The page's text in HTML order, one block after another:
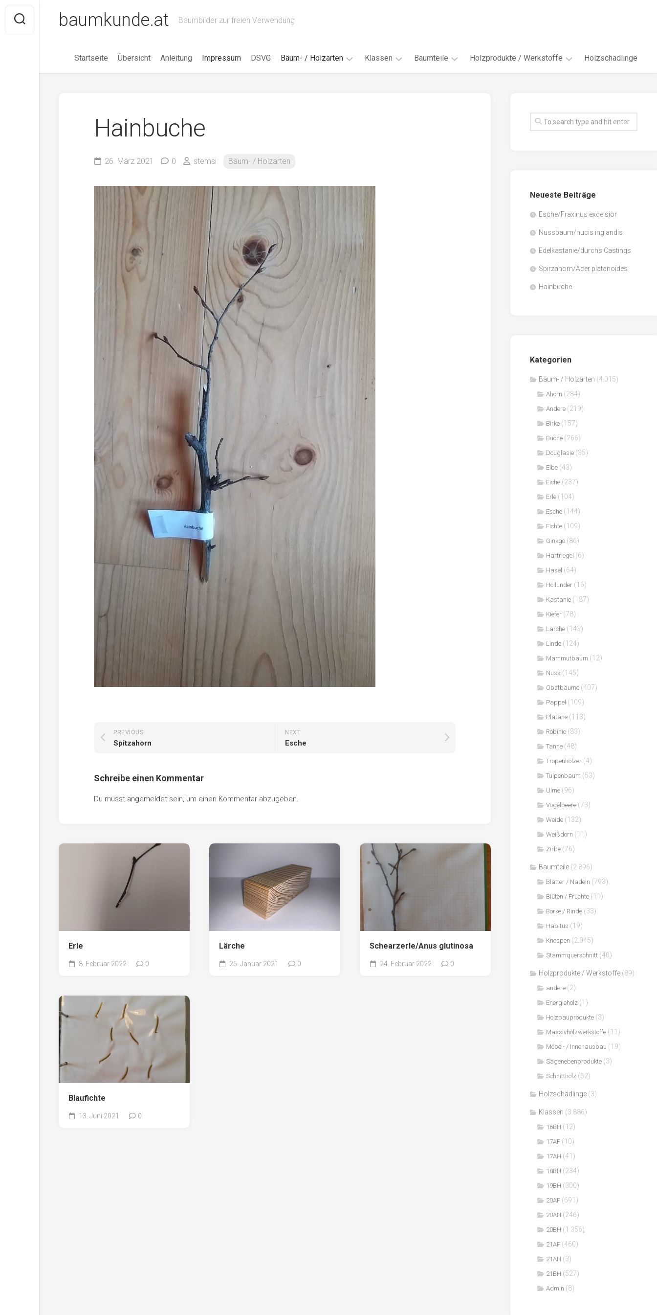
content
baumkunde.at Baumbilder zur freien Verwendung
Startseite Übersicht Anleitung Impressum DSVG Bäum- / Holzarten
Eibe
Eiche
Erle
Fichte
Ginkgo
Hartriegel
Hasel
Hollunder
Kastanie
Pappel
Platane
Robinie
Zirbe
Andere
Klassen
18AH
Baumteile Holzprodukte / Werkstoffe
Faserwerkstoffe
Sägenebenprodukte
Holzschädlinge
Hainbuche
26. März 2021 0 stemsi Bäum- / Holzarten
NEXT
Esche
PREVIOUS
Spitzahorn
Schreibe einen Kommentar
Du musst angemeldet sein, um einen Kommentar abzugeben.
Erle
8. Februar 2022 0
Lärche
25. Januar 2021 0
Schearzerle/Anus glutinosa
24. Februar 2022 0
Blaufichte
13. Juni 2021 0
Neueste Beiträge
Esche/Fraxinus excelsior
Nussbaum/nucis inglandis
Edelkastanie/durchs Castings
Spirzahorn/Acer platanoides
Hainbuche
Kategorien
Bäum- / Holzarten (4.015)
Ahorn (284)
Andere (219)
Birke (157)
Buche (266)
Douglasie (35)
Eibe (43)
Eiche (237)
Erle (104)
Esche (144)
Fichte (109)
Ginkgo (86)
Hartriegel (6)
Hasel (64)
Hollunder (16)
Kastanie (187)
Kiefer (78)
Lärche (143)
Linde (124)
Mammutbaum (12)
Nuss (145)
Obstbäume (407)
Pappel (109)
Platane (113)
Robinie (83)
Tanne (48)
Tropenhölzer (4)
Tulpenbaum (53)
Ulme (96)
Vogelbeere (73)
Weide (132)
Weißdorn (11)
Zirbe (76)
Baumteile (2.896)
Blätter / Nadeln (793)
Blüten / Früchte (11)
Borke / Rinde (33)
Habitus (19)
Knospen (2.045)
Stammquerschnitt (40)
Holzprodukte / Werkstoffe (89)
andere (2)
Energieholz (1)
Holzbauprodukte (3)
Massivholzwerkstoffe (11)
Möbel- / Innenausbau (19)
Sägenebenprodukte (3)
Schnittholz (52)
Holzschädlinge (3)
Klassen (3.886)
16BH (12)
17AF (10)
17AH (41)
18BH (234)
19BH (300)
20AF (691)
20AH (246)
20BH (1.356)
21AF (460)
21AH (3)
21BH (527)
Admin (8)